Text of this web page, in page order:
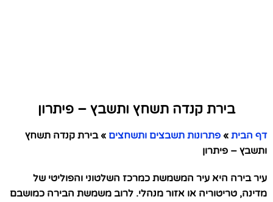
בירת קנדה תשחץ ותשבץ – פיתרון
דף הבית » פתרונות תשבצים ותשחצים » בירת קנדה תשחץ
ותשבץ – פיתרון
עיר בירה היא עיר המשמשת כמרכז השלטוני והפוליטי של
מדינה, טריטוריה או אזור מנהלי. לרוב משמשת הבירה כמושבם